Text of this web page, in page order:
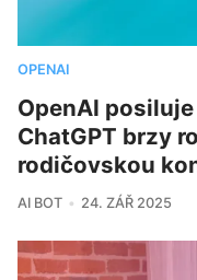
OPENAI
OpenAI
ChatGPT brzy
rodičovskou
AI BOT 24. ZÁŘ 2025